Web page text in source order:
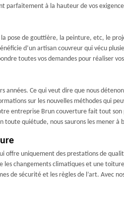
parfaitement à la hauteur de vos
pose de gouttière, la peinture, etc, le
d’un artisan couvreur qui vécu
toutes vos demandes pour réaliser
Ce qui veut dire que nous
sur les nouvelles méthodes qui
entreprise Brun couverture fait tout
toute quiétude, nous saurons les mener à
offre uniquement des prestations de
changements climatiques et une
de sécurité et les règles de l’art. Avec